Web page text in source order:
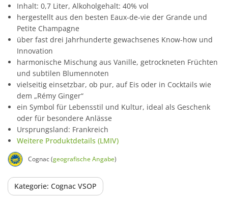
Inhalt: 0,7 Liter, Alkoholgehalt: 40% vol
hergestellt aus den besten Eaux-de-vie der Grande und
Petite Champagne
über fast drei Jahrhunderte gewachsenes Know-how und
Innovation
harmonische Mischung aus Vanille, getrockneten Früchten
und subtilen Blumennoten
vielseitig einsetzbar, ob pur, auf Eis oder in Cocktails wie
dem „Rémy Ginger“
ein Symbol für Lebensstil und Kultur, ideal als Geschenk
oder für besondere Anlässe
Ursprungsland: Frankreich
Weitere Produktdetails (LMIV)
Cognac (geografische Angabe)
Kategorie: Cognac VSOP